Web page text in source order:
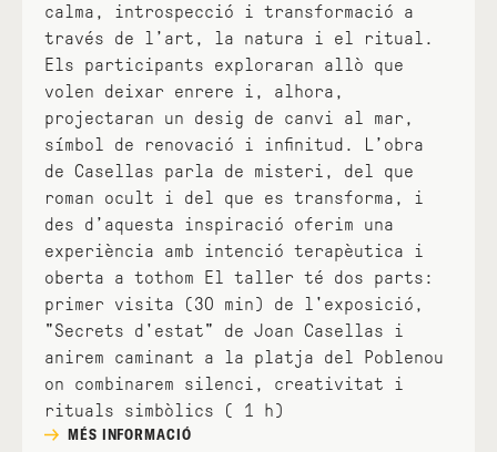
calma, introspecció i transformació a
través de l’art, la natura i el ritual.
Els participants exploraran allò que
volen deixar enrere i, alhora,
projectaran un desig de canvi al mar,
símbol de renovació i infinitud. L’obra
de Casellas parla de misteri, del que
roman ocult i del que es transforma, i
des d’aquesta inspiració oferim una
experiència amb intenció terapèutica i
oberta a tothom El taller té dos parts:
primer visita (30 min) de l'exposició,
"Secrets d'estat" de Joan Casellas i
anirem caminant a la platja del Poblenou
on combinarem silenci, creativitat i
rituals simbòlics ( 1 h)
MÉS INFORMACIÓ